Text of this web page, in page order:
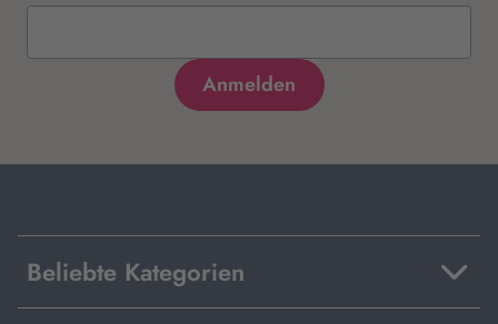
Beliebte Kategorien